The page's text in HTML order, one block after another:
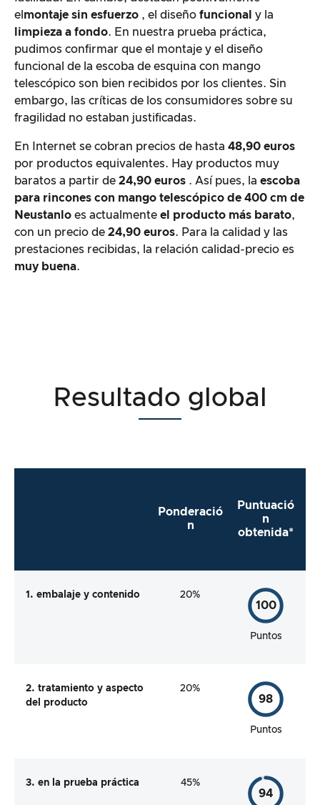
el montaje sin esfuerzo , el diseño funcional y la
limpieza a fondo. En nuestra prueba práctica,
pudimos confirmar que el montaje y el diseño
funcional de la escoba de esquina con mango
telescópico son bien recibidos por los clientes. Sin
embargo, las críticas de los consumidores sobre su
fragilidad no estaban justificadas.
En Internet se cobran precios de hasta 48,90 euros
por productos equivalentes. Hay productos muy
baratos a partir de 24,90 euros . Así pues, la escoba
para rincones con mango telescópico de 400 cm de
Neustanlo es actualmente el producto más barato,
con un precio de 24,90 euros. Para la calidad y las
prestaciones recibidas, la relación calidad-precio es
muy buena.
Resultado global
Ponderació
n
Puntuació
n
obtenida*
1. embalaje y contenido 20%
100
Puntos
2. tratamiento y aspecto
del producto
20%
98
Puntos
3. en la prueba práctica 45%
94